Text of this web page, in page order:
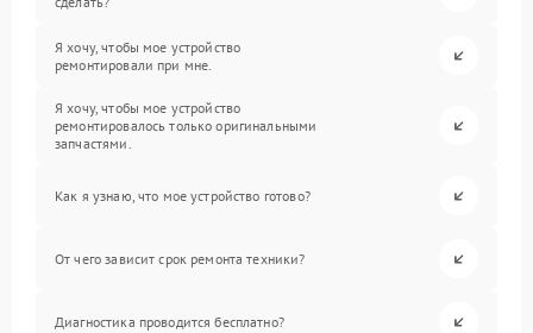
Я хочу, чтобы мое устройство
ремонтировали при мне.
Я хочу, чтобы мое устройство
ремонтировалось только оригинальными
запчастями.
Как я узнаю, что мое устройство готово?
От чего зависит срок ремонта техники?
Диагностика проводится бесплатно?